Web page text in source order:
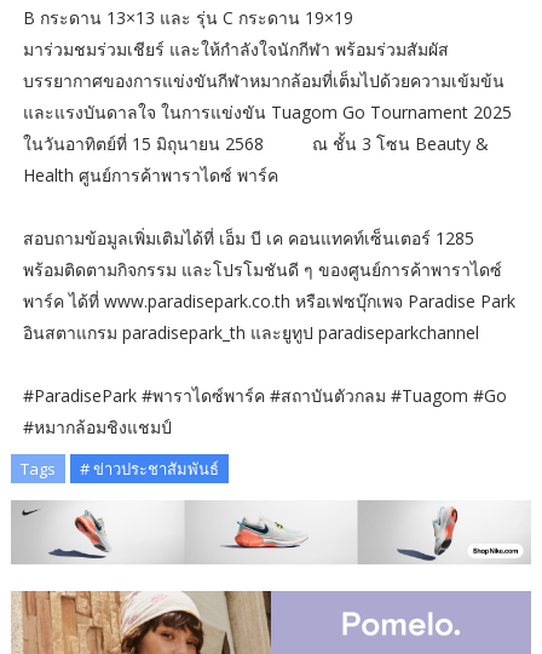
B กระดาน 13×13 และ รุ่น C กระดาน 19×19
มาร่วมชมร่วมเชียร์ และให้กำลังใจนักกีฬา พร้อมร่วมสัมผัส
บรรยากาศของการแข่งขันกีฬาหมากล้อมที่เต็มไปด้วยความเข้มข้น
และแรงบันดาลใจ ในการแข่งขัน Tuagom Go Tournament 2025
ในวันอาทิตย์ที่ 15 มิถุนายน 2568 ณ ชั้น 3 โซน Beauty &
Health ศูนย์การค้าพาราไดซ์ พาร์ค
สอบถามข้อมูลเพิ่มเติมได้ที่ เอ็ม บี เค คอนแทคท์เซ็นเตอร์ 1285
พร้อมติดตามกิจกรรม และโปรโมชันดี ๆ ของศูนย์การค้าพาราไดซ์
พาร์ค ได้ที่ www.paradisepark.co.th หรือเฟซบุ๊กเพจ Paradise Park
อินสตาแกรม paradisepark_th และยูทูป paradiseparkchannel
#ParadisePark #พาราไดซ์พาร์ค #สถาบันตัวกลม #Tuagom #Go
#หมากล้อมชิงแชมป์
Tags # ข่าวประชาสัมพันธ์